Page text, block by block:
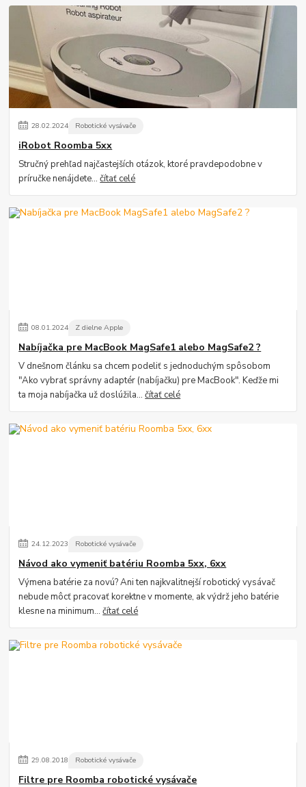
28.02.2024 Robotické vysávače
iRobot Roomba 5xx
Stručný prehľad najčastejších otázok, ktoré pravdepodobne v
príručke nenájdete...čítať celé
08.01.2024 Z dielne Apple
Nabíjačka pre MacBook MagSafe1 alebo MagSafe2 ?
V dnešnom článku sa chcem podeliť s jednoduchým spôsobom
"Ako vybrať správny adaptér (nabíjačku) pre MacBook". Keďže mi
ta moja nabíjačka už doslúžila...čítať celé
24.12.2023 Robotické vysávače
Návod ako vymeniť batériu Roomba 5xx, 6xx
Výmena batérie za novú? Ani ten najkvalitnejší robotický vysávač
nebude môcť pracovať korektne v momente, ak výdrž jeho batérie
klesne na minimum...čítať celé
29.08.2018 Robotické vysávače
Filtre pre Roomba robotické vysávače